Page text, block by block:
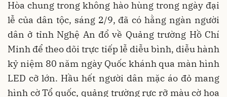
Hòa chung trong không hào hùng trong ngày đại
lễ của dân tộc, sáng 2/9, đã có hằng ngàn người
dân ở tỉnh Nghệ An đổ về Quảng trường Hồ Chí
Minh để theo dõi trực tiếp lễ diễu bình, diễu hành
kỷ niệm 80 năm ngày Quốc khánh qua màn hình
LED cỡ lớn. Hầu hết người dân mặc áo đỏ mang
hình cờ Tổ quốc, quảng trường rực rỡ màu cờ hoa